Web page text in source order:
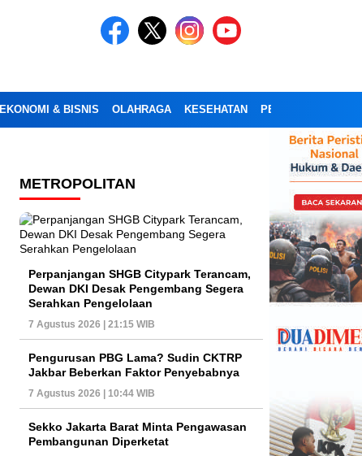
EKONOMI & BISNIS OLAHRAGA KESEHATAN PENDIDIKAN
METROPOLITAN
Perpanjangan SHGB Citypark Terancam,
Dewan DKI Desak Pengembang Segera
Serahkan Pengelolaan
7 Agustus 2026 | 21:15 WIB
Pengurusan PBG Lama? Sudin CKTRP
Jakbar Beberkan Faktor Penyebabnya
7 Agustus 2026 | 10:44 WIB
Sekko Jakarta Barat Minta Pengawasan
Pembangunan Diperketat